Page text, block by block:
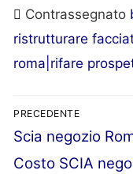
Contrassegnato
ristrutturare
roma|rifare
PRECEDENTE
Articolo
precedente:
Scia negozio
Costo SCIA